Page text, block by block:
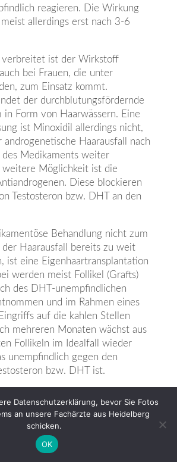
reagieren. Die Wirkung
allerdings erst nach 3-6
verbreitet ist der Wirkstoff
bei Frauen, die unter
zum Einsatz kommt.
der durchblutungsfördernde
in Form von Haarwässern. Eine
ist Minoxidil allerdings nicht,
androgenetische Haarausfall nach
des Medikaments weiter
Möglichkeit ist die
Diese blockieren
Testosteron bzw. DHT an den
Behandlung nicht zum
Haarausfall bereits zu weit
ist eine Eigenhaartransplantation
werden meist Follikel (Grafts)
des DHT-unempfindlichen
und im Rahmen eines
auf die kahlen Stellen
mehreren Monaten wächst aus
Follikeln im Idealfall wieder
unempfindlich gegen den
bzw. DHT ist.
ist: Kreisrunder Haarausfall
Fällen innerhalb von 6-12
wieder aus. Die schlechte
Datenschutzerklärung, bevor Sie Fotos
an unsere Fachärzte aus Heidelberg
schicken.
OK